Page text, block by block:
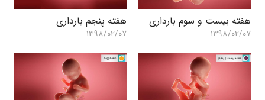
هفته بیست و سوم بارداری
۱۳۹۸/۰۲/۰۷
هفته پنجم بارداری
۱۳۹۸/۰۲/۰۷